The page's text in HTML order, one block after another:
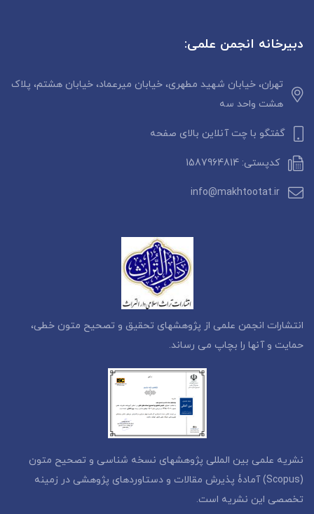
دبیرخانه انجمن علمی:
تهران، خیابان شهید مطهری، خیابان میرعماد، خیابان هشتم، پلاک
هشت واحد سه
گفتگو با چت آنلاین بالای صفحه
کدپستی: 1587964814
info@makhtootat.ir
انتشارات انجمن علمی از پژوهشهای تحقیق و تصحیح متون خطی،
حمایت و آنها را بچاپ می رساند.
نشریه علمی بین المللی پژوهشهای نسخه شناسی و تصحیح متون
(Scopus) آمادۀ پذیرش مقالات و دستاوردهای پژوهشی در زمینه
تخصصی این نشریه است.